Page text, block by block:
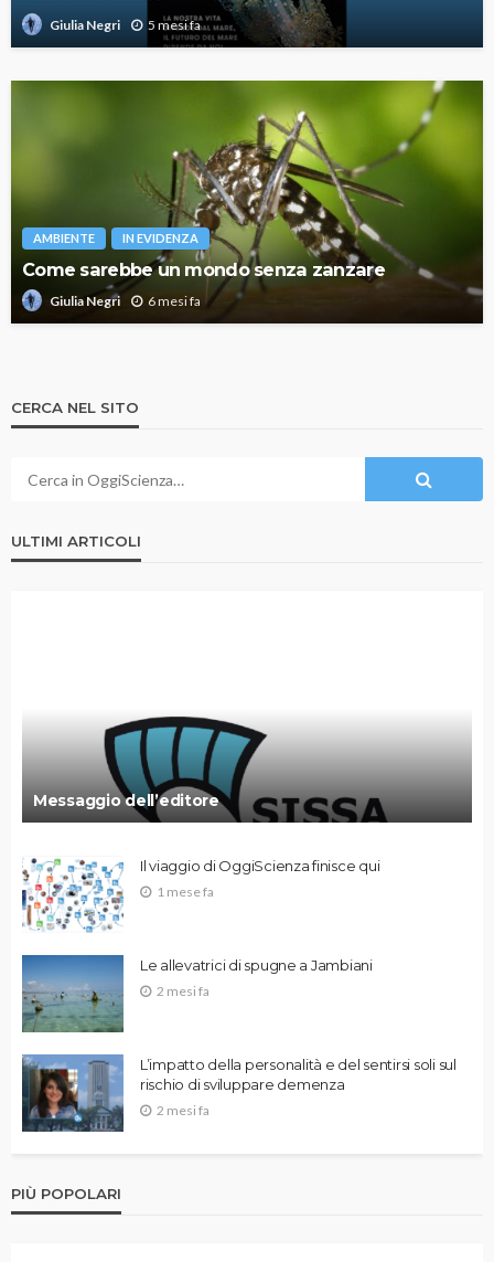
Giulia Negri 5 mesi fa
AMBIENTE IN EVIDENZA
Come sarebbe un mondo senza zanzare
Giulia Negri 6 mesi fa
CERCA NEL SITO
ULTIMI ARTICOLI
Messaggio dell’editore
Il viaggio di OggiScienza finisce qui
1 mese fa
Le allevatrici di spugne a Jambiani
2 mesi fa
L’impatto della personalità e del sentirsi soli sul
rischio di sviluppare demenza
2 mesi fa
PIÙ POPOLARI